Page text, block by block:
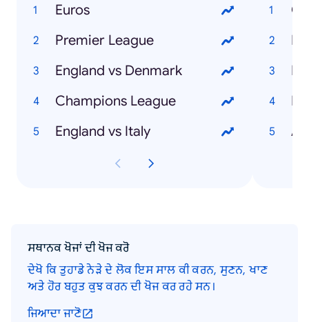
Euros
Premier League
England vs Denmark
Champions League
England vs Italy
ਸਥਾਨਕ ਖੋਜਾਂ ਦੀ ਖੋਜ ਕਰੋ
ਦੇਖੋ ਕਿ ਤੁਹਾਡੇ ਨੇੜੇ ਦੇ ਲੋਕ ਇਸ ਸਾਲ ਕੀ ਕਰਨ, ਸੁਣਨ, ਖਾਣ
ਅਤੇ ਹੋਰ ਬਹੁਤ ਕੁਝ ਕਰਨ ਦੀ ਖੋਜ ਕਰ ਰਹੇ ਸਨ।
ਜਿਆਦਾ ਜਾਣੋ